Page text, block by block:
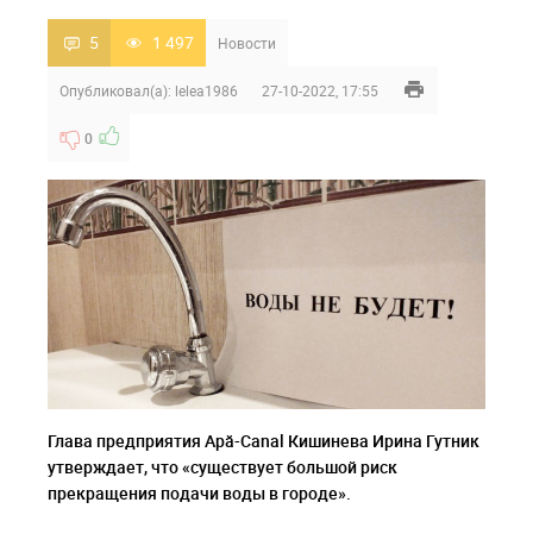
5 1 497 Новости
Опубликовал(а): lelea1986 27-10-2022, 17:55
0
Глава предприятия Apă-Canal Кишинева Ирина Гутник
утверждает, что «существует большой риск
прекращения подачи воды в городе».